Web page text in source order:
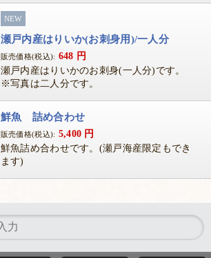
NEW
瀬戸内産はりいか(お刺身用)/一人分
販売価格(税込): 648 円
瀬戸内産はりいかのお刺身(一人分)です。
※写真は二人分です。
鮮魚 詰め合わせ
販売価格(税込): 5,400 円
鮮魚詰め合わせです。(瀬戸海産限定もでき
ます)